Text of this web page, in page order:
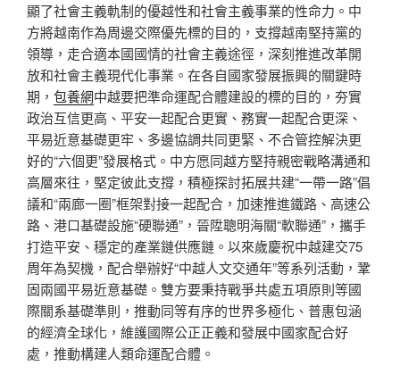
顯了社會主義軌制的優越性和社會主義事業的性命力。中
方將越南作為周邊交際優先標的目的，支撐越南堅持黨的
領導，走合適本國國情的社會主義途徑，深刻推進改革開
放和社會主義現代化事業。在各自國家發展振興的關鍵時
期， 包養網中越要把準命運配合體建設的標的目的，夯實
政治互信更高、平安一起配合更實、務實一起配合更深、
平易近意基礎更牢、多邊協調共同更緊、不合管控解決更
好的“六個更”發展格式。中方愿同越方堅持親密戰略溝通和
高層來往，堅定彼此支撐，積極探討拓展共建“一帶一路”倡
議和“兩廊一圈”框架對接一起配合，加速推進鐵路、高速公
路、港口基礎設施“硬聯通”，晉陞聰明海關“軟聯通”，攜手
打造平安、穩定的產業鏈供應鏈。以來歲慶祝中越建交75
周年為契機，配合舉辦好“中越人文交通年”等系列活動，鞏
固兩國平易近意基礎。雙方要秉持戰爭共處五項原則等國
際關系基礎準則，推動同等有序的世界多極化、普惠包涵
的經濟全球化，維護國際公正正義和發展中國家配合好
處，推動構建人類命運配合體。